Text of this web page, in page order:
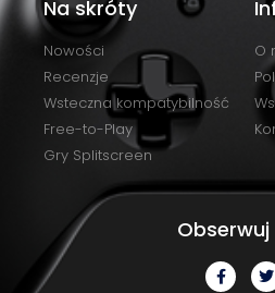
Na skróty
Nowości
Recenzje
Wsteczna kompatybilność
Free-to-Play
Gry Splitscreen
O
Obserwuj